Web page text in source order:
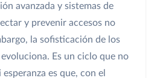
avanzada y sistemas de
y prevenir accesos no
la sofisticación de los
Es un ciclo que no
es que, con el